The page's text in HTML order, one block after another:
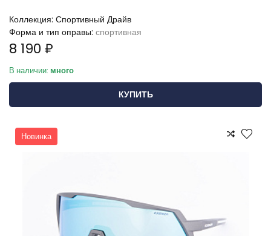
Коллекция: Спортивный Драйв
Форма и тип оправы: спортивная
8 190 ₽
В наличии: много
КУПИТЬ
Новинка